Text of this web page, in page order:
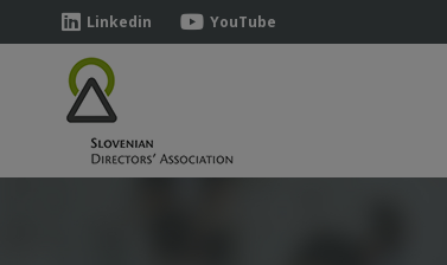
Linkedin YouTube